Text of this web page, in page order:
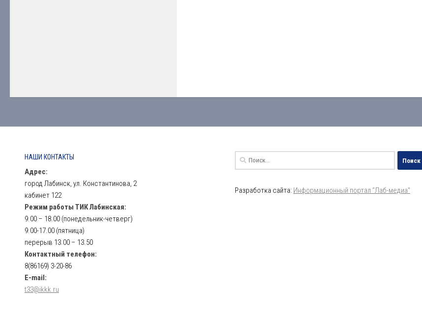
НАШИ КОНТАКТЫ
Адрес:
город Лабинск, ул. Константинова, 2
кабинет 122
Режим работы ТИК Лабинская:
9.00 – 18.00 (понедельник-четверг)
9.00-17.00 (пятница)
перерыв 13.00 – 13.50
Контактный телефон:
8(86169) 3-20-86
E-mail:
t33@ikkk.ru
Найти:
Разработка сайта: Информационный портал "Лаб-медиа"